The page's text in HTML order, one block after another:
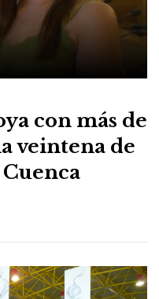
con más de
veintena de